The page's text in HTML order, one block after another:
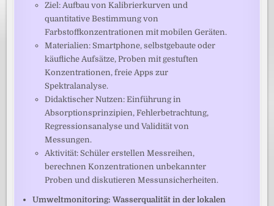
Ziel: Aufbau von Kalibrierkurven und
quantitative Bestimmung von
Farbstoffkonzentrationen mit mobilen Geräten.
Materialien: Smartphone, selbstgebaute oder
käufliche Aufsätze, Proben mit gestuften
Konzentrationen, freie Apps zur
Spektralanalyse.
Didaktischer Nutzen: Einführung in
Absorptionsprinzipien, Fehlerbetrachtung,
Regressionsanalyse und Validität von
Messungen.
Aktivität: Schüler erstellen Messreihen,
berechnen Konzentrationen unbekannter
Proben und diskutieren Messunsicherheiten.
Umweltmonitoring: Wasserqualität in der lokalen